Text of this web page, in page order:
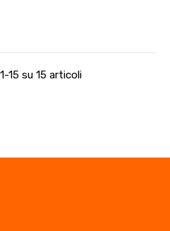
15 su 15 articoli